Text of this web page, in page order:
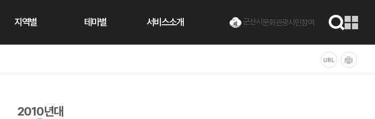
지역별 테마별 서비스소개 군산시문화관광시민참여
2010년대